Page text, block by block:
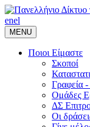
enel
MENU
Ποιοι Είμαστε
Σκοποί
Γραφεία
Ομάδες
ΔΣ
Οι